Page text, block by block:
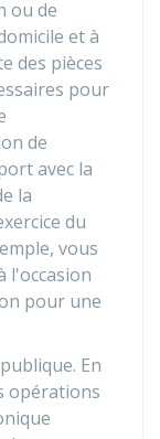
ou de
et à
des pièces
pour
de
avec la
la
du
vous
l'occasion
pour une
En
opérations